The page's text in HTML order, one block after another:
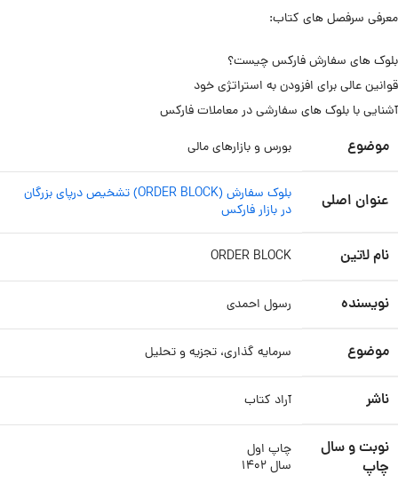
معرفی سرفصل های کتاب:
بلوک های سفارش فارکس چیست؟
قوانین عالی برای افزودن به استراتژی خود
آشنایی با بلوک های سفارشی در معاملات فارکس
موضوع بورس و بازارهای مالی
عنوان اصلی
بلوک سفارش (ORDER BLOCK) تشخیص درپای بزرگان
در بازار فارکس
نام لاتین ORDER BLOCK
نویسنده رسول احمدی
موضوع سرمایه گذاری، تجزیه و تحلیل
ناشر آراد کتاب
نوبت و سال
چاپ
چاپ اول
سال ۱۴۰۲